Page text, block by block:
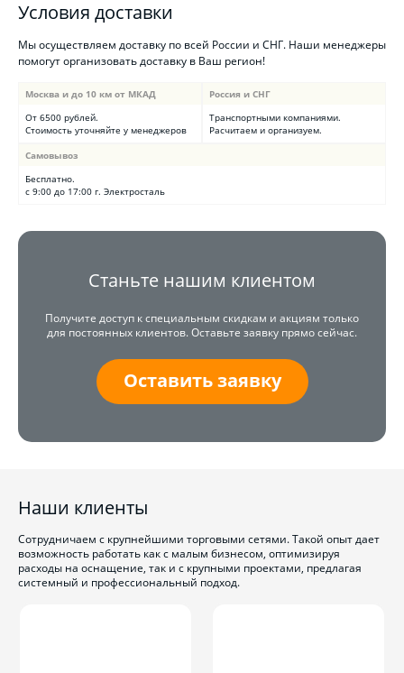
Условия доставки
Мы осуществляем доставку по всей России и СНГ. Наши менеджеры
помогут организовать доставку в Ваш регион!
Москва и до 10 км от МКАД
От 6500 рублей.
Стоимость уточняйте у менеджеров
Россия и СНГ
Транспортными компаниями.
Расчитаем и организуем.
Самовывоз
Бесплатно.
с 9:00 до 17:00 г. Электросталь
Станьте нашим клиентом
Получите доступ к специальным скидкам и акциям только
для постоянных клиентов. Оставьте заявку прямо сейчас.
Оставить заявку
Наши клиенты
Сотрудничаем с крупнейшими торговыми сетями. Такой опыт дает
возможность работать как с малым бизнесом, оптимизируя
расходы на оснащение, так и с крупными проектами, предлагая
системный и профессиональный подход.